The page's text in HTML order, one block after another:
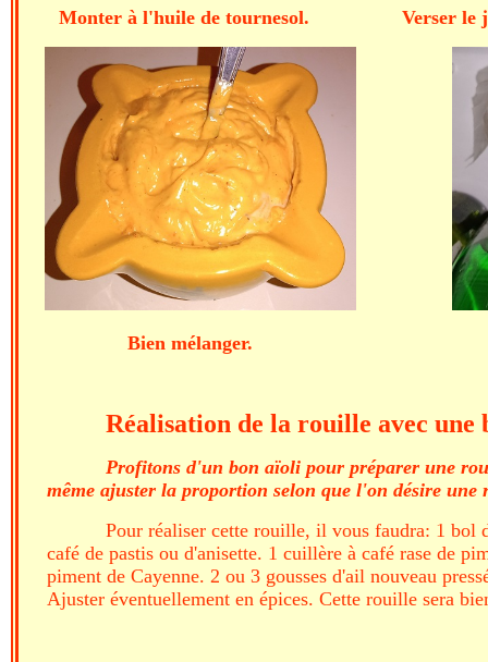
Monter à l'huile de tournesol. Verser le
Bien mélanger. Laisser
Réalisation de la rouille avec une
Profitons d'un bon aïoli pour préparer une
même ajuster la proportion selon que l'on désire une
Pour réaliser cette rouille, il vous faudra: 1
café de pastis ou d'anisette. 1 cuillère à café rase de
piment de Cayenne. 2 ou 3 gousses d'ail nouveau
Ajuster éventuellement en épices. Cette rouille sera